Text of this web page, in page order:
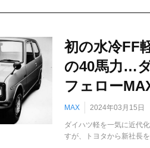
初の水冷FF
の40馬力…
フェロー
MAX 2024年03月15日
ダイハツ軽を一気に近代
すが、トヨタから新社長